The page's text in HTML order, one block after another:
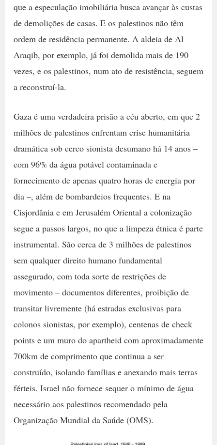
que a especulação imobiliária busca avançar às custas
de demolições de casas. E os palestinos não têm
ordem de residência permanente. A aldeia de Al
Araqib, por exemplo, já foi demolida mais de 190
vezes, e os palestinos, num ato de resistência, seguem
a reconstruí-la.
Gaza é uma verdadeira prisão a céu aberto, em que 2
milhões de palestinos enfrentam crise humanitária
dramática sob cerco sionista desumano há 14 anos –
com 96% da água potável contaminada e
fornecimento de apenas quatro horas de energia por
dia –, além de bombardeios frequentes. E na
Cisjordânia e em Jerusalém Oriental a colonização
segue a passos largos, no que a limpeza étnica é parte
instrumental. São cerca de 3 milhões de palestinos
sem qualquer direito humano fundamental
assegurado, com toda sorte de restrições de
movimento – documentos diferentes, proibição de
transitar livremente (há estradas exclusivas para
colonos sionistas, por exemplo), centenas de check
points e um muro do apartheid com aproximadamente
700km de comprimento que continua a ser
construído, isolando famílias e anexando mais terras
férteis. Israel não fornece sequer o mínimo de água
necessário aos palestinos recomendado pela
Organização Mundial da Saúde (OMS).